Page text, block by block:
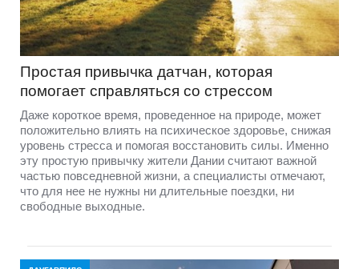
Простая привычка датчан, которая
помогает справляться со стрессом
Даже короткое время, проведенное на природе, может
положительно влиять на психическое здоровье, снижая
уровень стресса и помогая восстановить силы. Именно
эту простую привычку жители Дании считают важной
частью повседневной жизни, а специалисты отмечают,
что для нее не нужны ни длительные поездки, ни
свободные выходные.